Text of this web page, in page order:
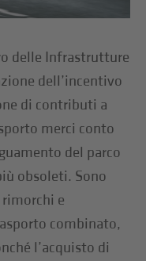
delle Infrastrutture
dell’incentivo
di contributi a
merci conto
del parco
obsoleti. Sono
e
combinato,
l’acquisto di